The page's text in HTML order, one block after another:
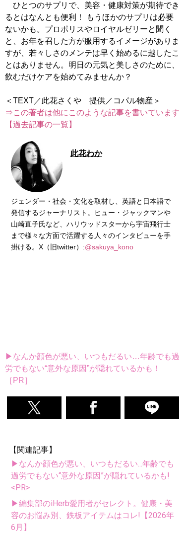
ひとつのサプリで、美容・健康対策が期待でき
るとはなんとも便利！ もうほかのサプリは必要
ないかも。プロポリスやロイヤルゼリーと聞く
と、お年を召した方が服用するイメージがありま
すが、若々しさのメンテは早く始めるに越したこ
とはありません。明日の元気と美しさのために、
飲むだけケアを始めてみませんか？
⇒この著者は他にこのような記事を書いています
【過去記事の一覧】
此花わか
ジェンダー・社会・文化を取材し、英語と日本語で
発信するジャーナリスト。ヒュー・ジャックマンや
山崎直子氏など、ハリウッドスターから宇宙飛行士
まで様々な方面で活躍する人々のインタビューを手
掛ける。X（旧twitter）:@sakuya_kono
▶なんか顔色が悪い、いつもだるい…年齢でも過
労でもない“意外な原因”が隠れているかも！
［PR］
【関連記事】
▶なんか顔色が悪い、いつもだるい...年齢でも
過労でもない“意外な原因”が隠れているかも!
<PR>
▶編集部のiHerb愛用者がセレクト。健康・美
容のお悩み別、鉄板アイテムはコレ!【2026年
6月】